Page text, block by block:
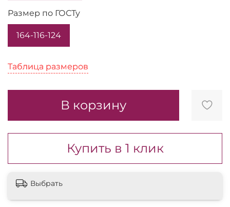
Таблица размеров
Таблица размеров
В корзину
Купить в 1 клик
Размер по ГОСТу
164-116-124
Выбрать